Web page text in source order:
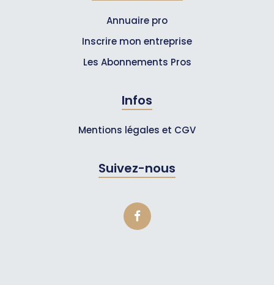
Annuaire pro
Inscrire mon entreprise
Les Abonnements Pros
Infos
Mentions légales et CGV
Suivez-nous